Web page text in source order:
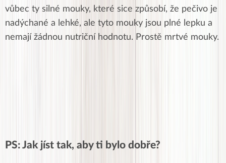
vůbec ty silné mouky, které sice způsobí, že pečivo je
nadýchané a lehké, ale tyto mouky jsou plné lepku a
nemají žádnou nutriční hodnotu. Prostě mrtvé mouky.
PS: Jak jíst tak, aby ti bylo dobře?